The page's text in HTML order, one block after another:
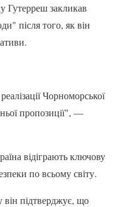
Гутерреш закликав
після того, як він
Чорноморської
пропозиції", —
відіграють ключову
по всьому світу.
він підтверджує, що